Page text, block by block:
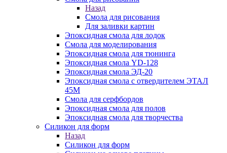
Назад
Смола для рисования
Для заливки картин
Эпоксидная смола для лодок
Смола для моделирования
Эпоксидная смола для тюнинга
Эпоксидная смола YD-128
Эпоксидная смола ЭД-20
Эпоксидная смола с отвердителем ЭТАЛ
45М
Смола для серфбордов
Эпоксидная смола для полов
Эпоксидная смола для творчества
Силикон для форм
Назад
Силикон для форм